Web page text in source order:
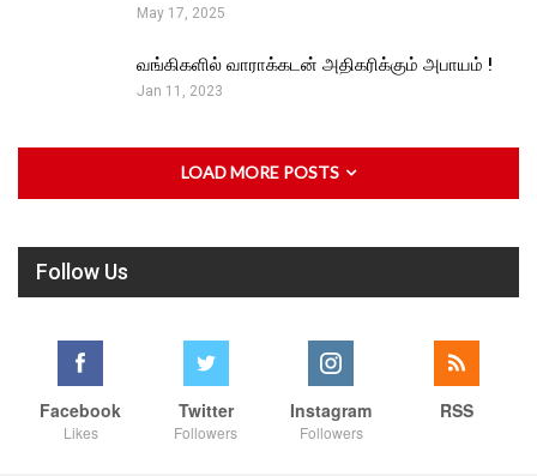
May 17, 2025
வங்கிகளில் வாராக்கடன் அதிகரிக்கும் அபாயம் !
Jan 11, 2023
LOAD MORE POSTS
Follow Us
Facebook
Likes
Twitter
Followers
Instagram
Followers
RSS